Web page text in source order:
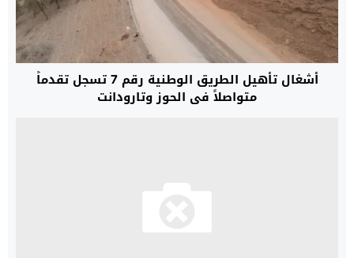
أشغال تأهيل الطريق الوطنية رقم 7 تسجل تقدماً
متواصلاً في الحوز وتارودانت